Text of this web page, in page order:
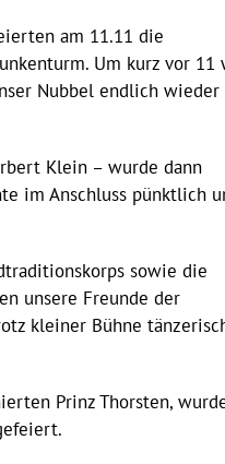
am 11.11 die
Um kurz vor 11
Nubbel endlich wieder
Klein – wurde dann
im Anschluss pünktlich
sowie die
unsere Freunde der
kleiner Bühne
Prinz Thorsten,